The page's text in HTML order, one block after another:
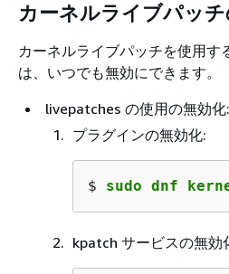
カーネルライブパッ
カーネルライブパッチを使用す
は、いつでも無効にできます。
livepatches の使用の無効化:
プラグインの無効化:
$ sudo dnf
kpatch サービスの無効